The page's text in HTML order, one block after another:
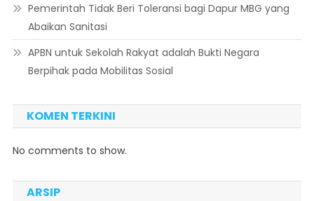
Pemerintah Tidak Beri Toleransi bagi Dapur MBG yang
Abaikan Sanitasi
APBN untuk Sekolah Rakyat adalah Bukti Negara
Berpihak pada Mobilitas Sosial
KOMEN TERKINI
No comments to show.
ARSIP